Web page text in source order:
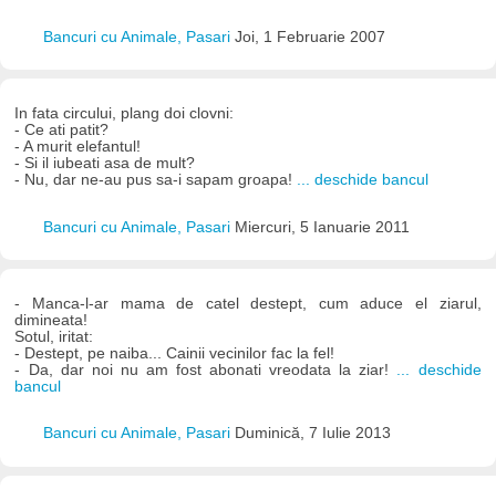
Bancuri cu Animale, Pasari Joi, 1 Februarie 2007
In fata circului, plang doi clovni:
- Ce ati patit?
- A murit elefantul!
- Si il iubeati asa de mult?
- Nu, dar ne-au pus sa-i sapam groapa! ... deschide bancul
Bancuri cu Animale, Pasari Miercuri, 5 Ianuarie 2011
- Manca-l-ar mama de catel destept, cum aduce el ziarul,
dimineata!
Sotul, iritat:
- Destept, pe naiba... Cainii vecinilor fac la fel!
- Da, dar noi nu am fost abonati vreodata la ziar! ... deschide
bancul
Bancuri cu Animale, Pasari Duminică, 7 Iulie 2013